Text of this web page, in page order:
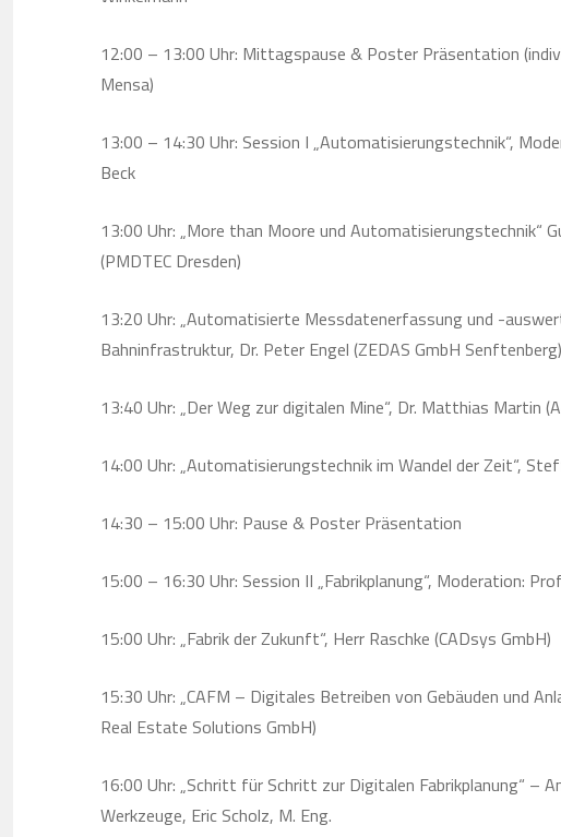
12:00 – 13:00 Uhr: Mittagspause & Poster Präsentation
Mensa)
13:00 – 14:30 Uhr: Session I „Automatisierungstechnik“,
Beck
13:00 Uhr: „More than Moore und Automatisierungstechnik“
(PMDTEC Dresden)
13:20 Uhr: „Automatisierte Messdatenerfassung und -
Bahninfrastruktur, Dr. Peter Engel (ZEDAS GmbH Senftenberg)
13:40 Uhr: „Der Weg zur digitalen Mine“, Dr. Matthias Martin
14:00 Uhr: „Automatisierungstechnik im Wandel der Zeit“,
14:30 – 15:00 Uhr: Pause & Poster Präsentation
15:00 – 16:30 Uhr: Session II „Fabrikplanung“, Moderation:
15:00 Uhr: „Fabrik der Zukunft“, Herr Raschke (CADsys GmbH)
15:30 Uhr: „CAFM – Digitales Betreiben von Gebäuden und
Real Estate Solutions GmbH)
16:00 Uhr: „Schritt für Schritt zur Digitalen Fabrikplanung“ –
Werkzeuge, Eric Scholz, M. Eng.